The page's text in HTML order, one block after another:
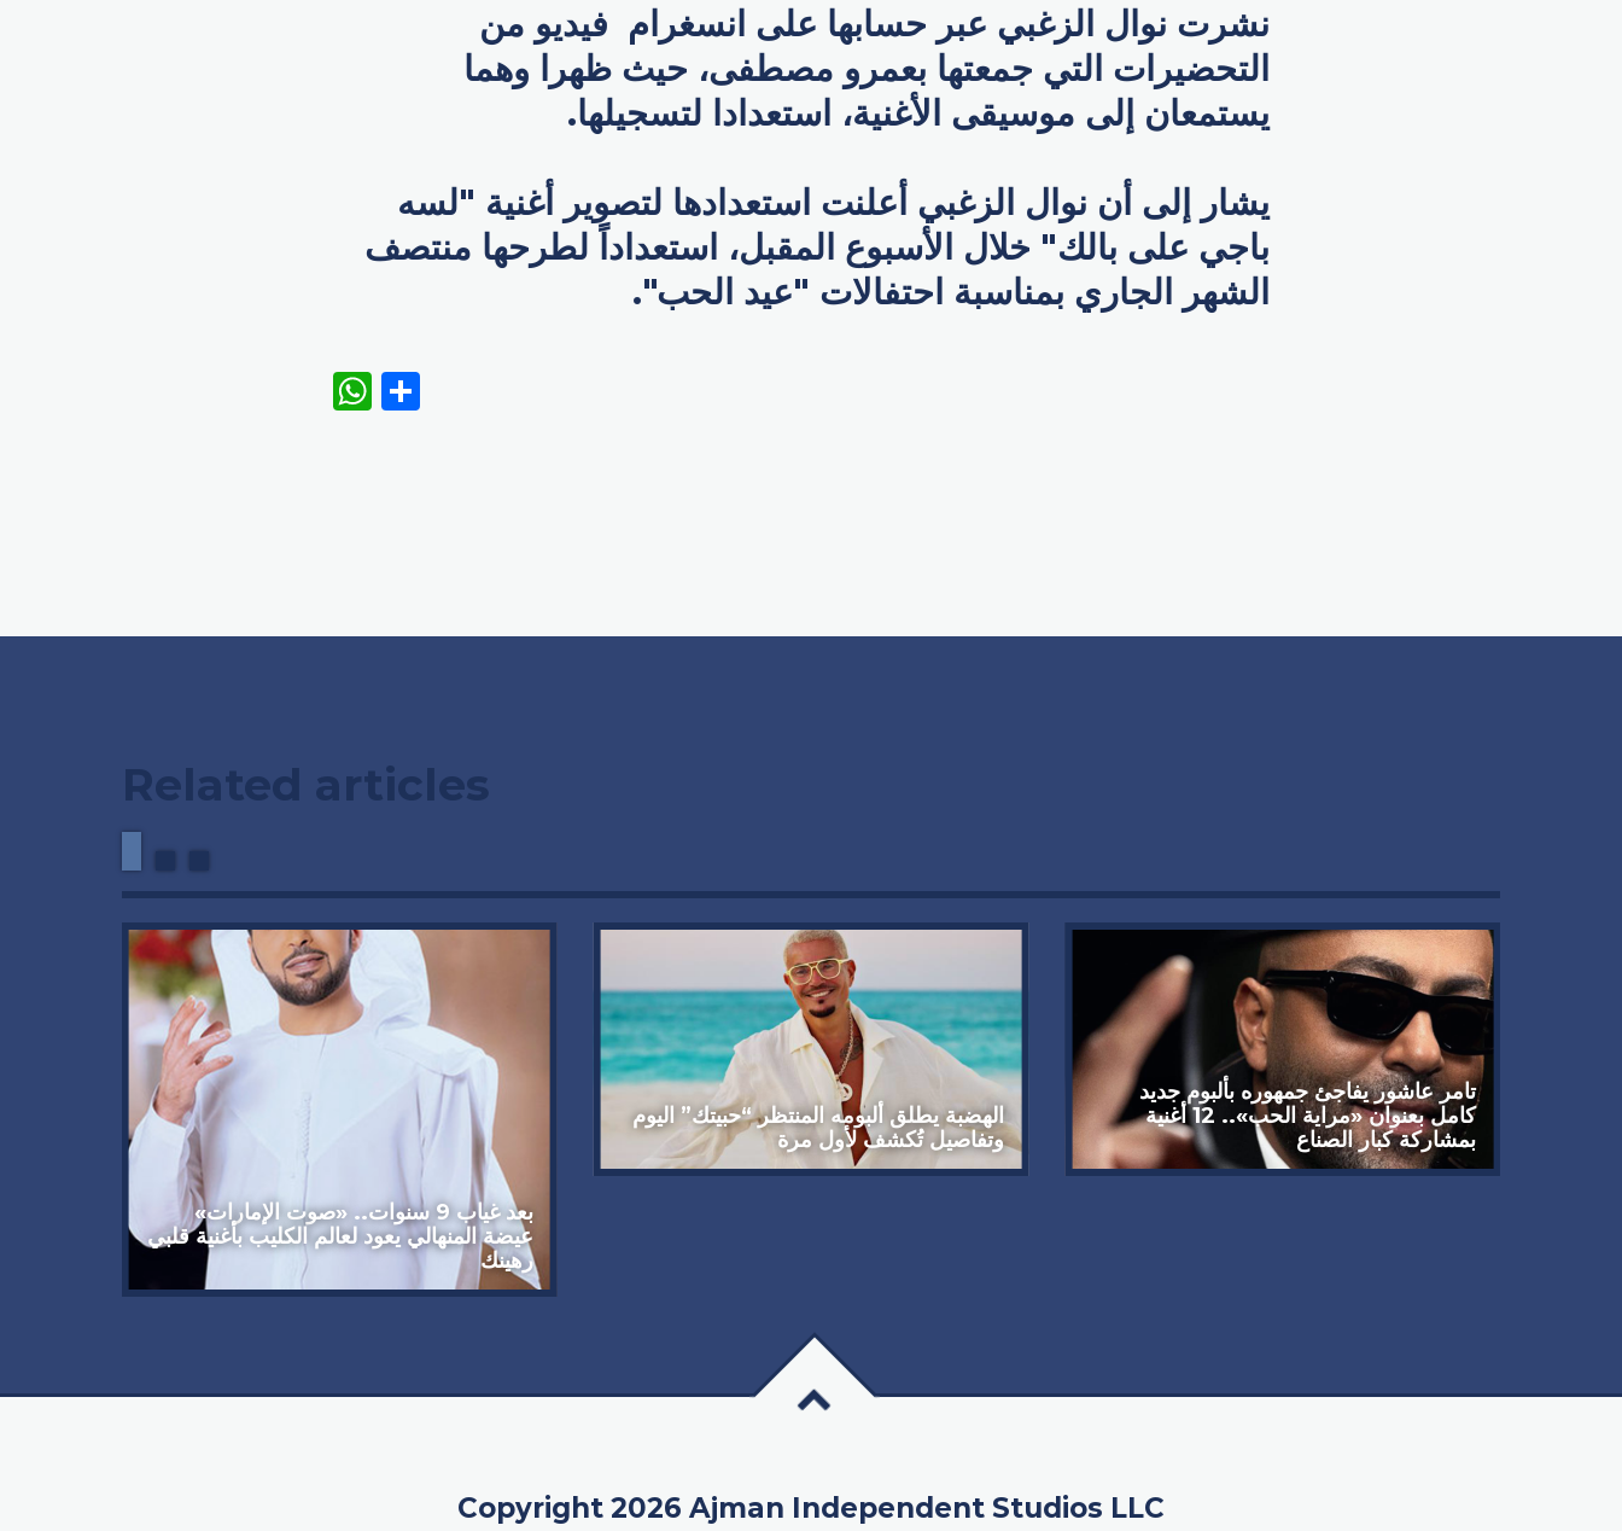
نشرت نوال الزغبي عبر حسابها على انسغرام فيديو من
التحضيرات التي جمعتها بعمرو مصطفى، حيث ظهرا وهما
يستمعان إلى موسيقى الأغنية، استعدادا لتسجيلها.
يشار إلى أن نوال الزغبي أعلنت استعدادها لتصوير أغنية "لسه
باجي على بالك" خلال الأسبوع المقبل، استعداداً لطرحها منتصف
الشهر الجاري بمناسبة احتفالات "عيد الحب".
WhatsApp
Related articles
بعد غياب 9 سنوات.. «صوت الإمارات»
عيضة المنهالي يعود لعالم الكليب بأغنية قلبي
رهينك
الهضبة يطلق ألبومه المنتظر “حبيتك” اليوم
وتفاصيل تُكشف لأول مرة
تامر عاشور يفاجئ جمهوره بألبوم جديد
كامل بعنوان «مراية الحب».. 12 أغنية
بمشاركة كبار الصناع
Copyright 2026 Ajman Independent Studios LLC